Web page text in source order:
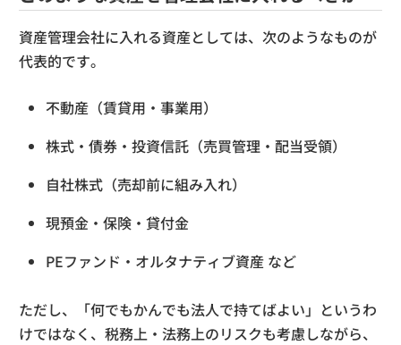
資産管理会社に入れる資産としては、次のようなものが
代表的です。
不動産（賃貸用・事業用）
株式・債券・投資信託（売買管理・配当受領）
自社株式（売却前に組み入れ）
現預金・保険・貸付金
PEファンド・オルタナティブ資産 など
ただし、「何でもかんでも法人で持てばよい」というわ
けではなく、税務上・法務上のリスクも考慮しながら、